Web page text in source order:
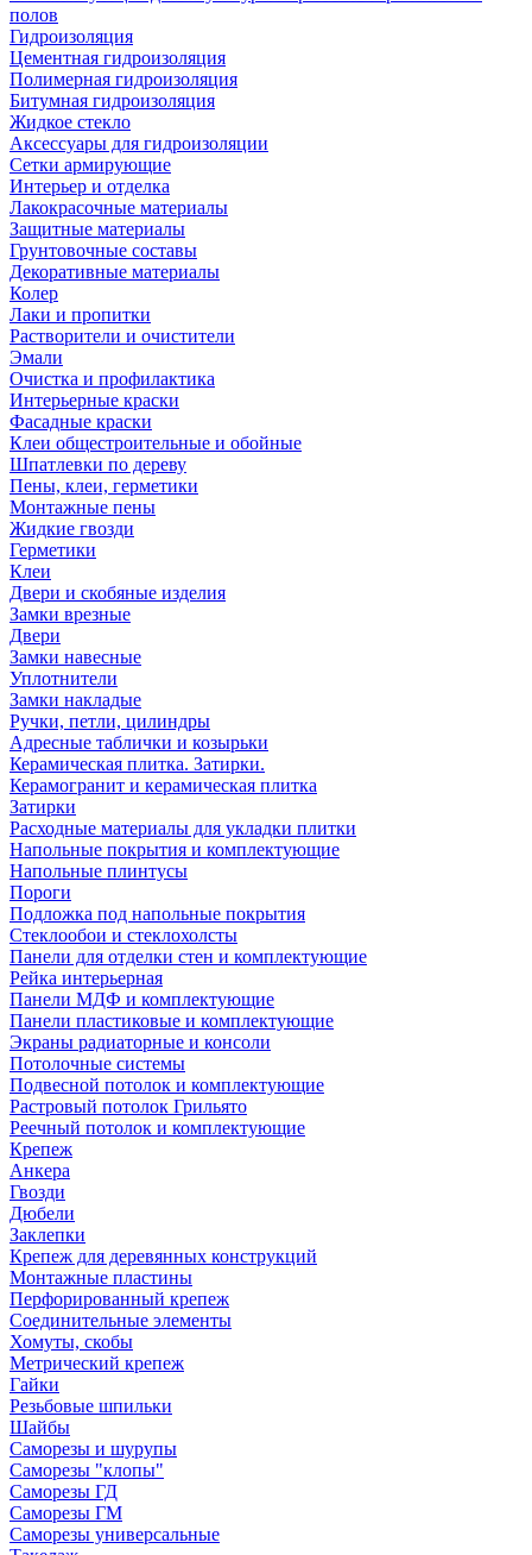
полов
Гидроизоляция
Цементная гидроизоляция
Полимерная гидроизоляция
Битумная гидроизоляция
Жидкое стекло
Аксессуары для гидроизоляции
Сетки армирующие
Интерьер и отделка
Лакокрасочные материалы
Защитные материалы
Грунтовочные составы
Декоративные материалы
Колер
Лаки и пропитки
Растворители и очистители
Эмали
Очистка и профилактика
Интерьерные краски
Фасадные краски
Клеи общестроительные и обойные
Шпатлевки по дереву
Пены, клеи, герметики
Монтажные пены
Жидкие гвозди
Герметики
Клеи
Двери и скобяные изделия
Замки врезные
Двери
Замки навесные
Уплотнители
Замки накладые
Ручки, петли, цилиндры
Адресные таблички и козырьки
Керамическая плитка. Затирки.
Керамогранит и керамическая плитка
Затирки
Расходные материалы для укладки плитки
Напольные покрытия и комплектующие
Напольные плинтусы
Пороги
Подложка под напольные покрытия
Стеклообои и стеклохолсты
Панели для отделки стен и комплектующие
Рейка интерьерная
Панели МДФ и комплектующие
Панели пластиковые и комплектующие
Экраны радиаторные и консоли
Потолочные системы
Подвесной потолок и комплектующие
Растровый потолок Грильято
Реечный потолок и комплектующие
Крепеж
Анкера
Гвозди
Дюбели
Заклепки
Крепеж для деревянных конструкций
Монтажные пластины
Перфорированный крепеж
Соединительные элементы
Хомуты, скобы
Метрический крепеж
Гайки
Резьбовые шпильки
Шайбы
Саморезы и шурупы
Саморезы "клопы"
Саморезы ГД
Саморезы ГМ
Саморезы универсальные